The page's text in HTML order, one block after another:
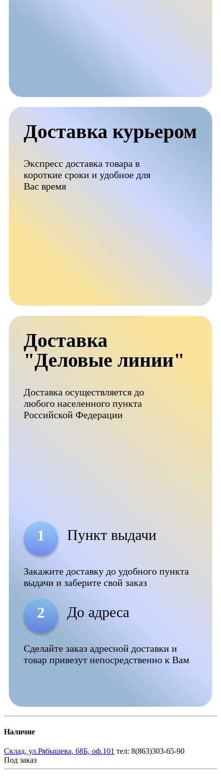
Доставка курьером
Экспресс доставка товара в
короткие сроки и удобное для
Вас время
Доставка
"Деловые линии"
Доставка осуществляется до
любого населенного пункта
Российской Федерации
1 Пункт выдачи
Закажите доставку до удобного пункта
выдачи и заберите свой заказ
2 До адреса
Сделайте заказ адресной доставки и
товар привезут непосредственно к Вам
Наличие
Склад, ул.Рябышева, 68Б, оф.101 тел: 8(863)303-65-90
Под заказ